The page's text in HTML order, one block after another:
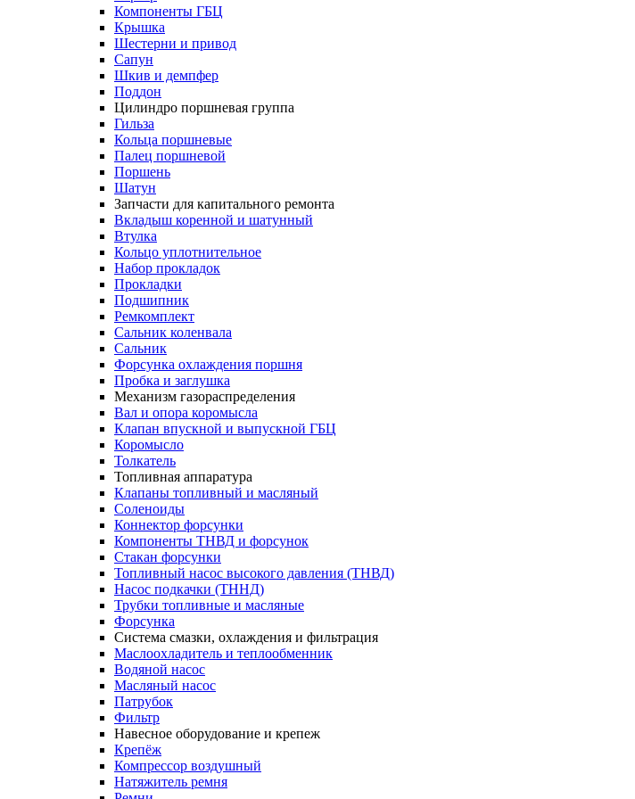
Компоненты ГБЦ
Крышка
Шестерни и привод
Сапун
Шкив и демпфер
Поддон
Цилиндро поршневая группа
Гильза
Кольца поршневые
Палец поршневой
Поршень
Шатун
Запчасти для капитального ремонта
Вкладыш коренной и шатунный
Втулка
Кольцо уплотнительное
Набор прокладок
Прокладки
Подшипник
Ремкомплект
Сальник коленвала
Сальник
Форсунка охлаждения поршня
Пробка и заглушка
Механизм газораспределения
Вал и опора коромысла
Клапан впускной и выпускной ГБЦ
Коромысло
Толкатель
Топливная аппаратура
Клапаны топливный и масляный
Соленоиды
Коннектор форсунки
Компоненты ТНВД и форсунок
Стакан форсунки
Топливный насос высокого давления (ТНВД)
Насос подкачки (ТННД)
Трубки топливные и масляные
Форсунка
Система смазки, охлаждения и фильтрация
Маслоохладитель и теплообменник
Водяной насос
Масляный насос
Патрубок
Фильтр
Навесное оборудование и крепеж
Крепёж
Компрессор воздушный
Натяжитель ремня